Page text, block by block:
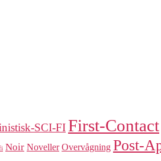
SCI-FIFirst-Contact
Noir Noveller Overvågning Post-